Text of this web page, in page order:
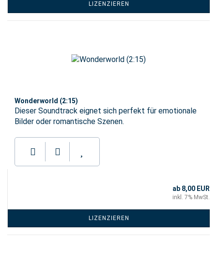
LIZENZIEREN
Wonderworld (2:15)
Dieser Soundtrack eignet sich perfekt für emotionale
Bilder oder romantische Szenen.
ab 8,00 EUR
inkl. 7% MwSt.
LIZENZIEREN